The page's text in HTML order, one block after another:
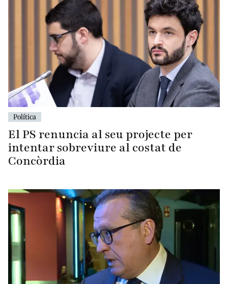
Política
El PS renuncia al seu projecte per
intentar sobreviure al costat de
Concòrdia